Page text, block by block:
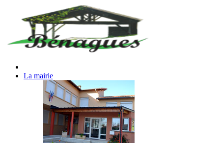
La mairie